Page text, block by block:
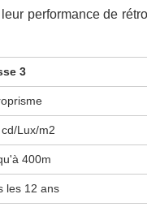
performance de
3
Lux/m2
400m
les 12 ans